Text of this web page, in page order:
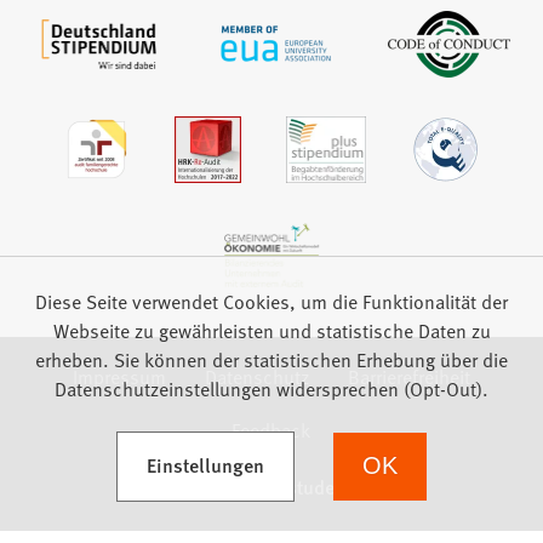
Impressum Datenschutz
Barrierefreiheit
Feedback
Diese Seite verwendet Cookies, um die Funktionalität der
Webseite zu gewährleisten und statistische Daten zu
erheben. Sie können der statistischen Erhebung über die
Datenschutzeinstellungen widersprechen (Opt-Out).
Einstellungen
(Öffnet in einem neuen Tab) OK